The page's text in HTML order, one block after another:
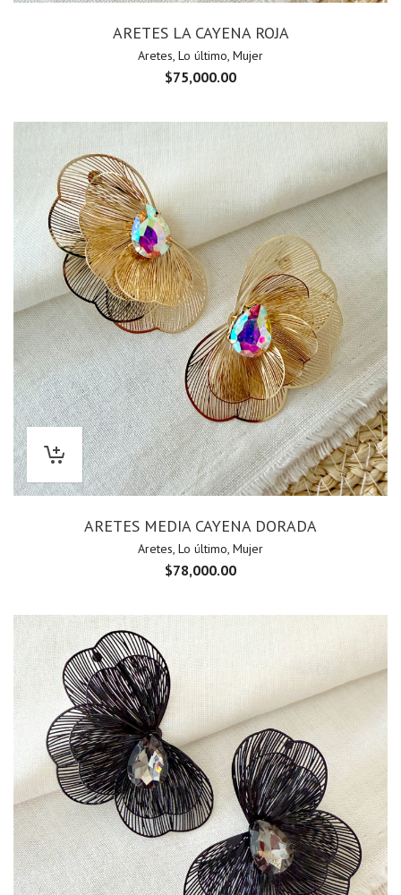
ARETES LA CAYENA ROJA
Aretes, Lo último, Mujer
$75,000.00
ARETES MEDIA CAYENA DORADA
Aretes, Lo último, Mujer
$78,000.00